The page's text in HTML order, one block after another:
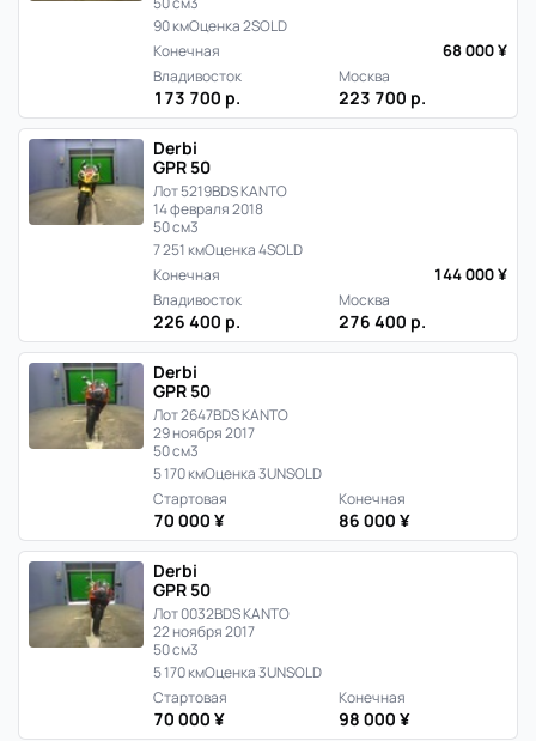
90 кмОценка 2SOLD
Конечная
68 000 ¥
Владивосток
173 700 р.
Москва
223 700 р.
Derbi
GPR 50
Лот 5219BDS KANTO
14 февраля 2018
50 см3
7 251 кмОценка 4SOLD
Конечная
144 000 ¥
Владивосток
226 400 р.
Москва
276 400 р.
Derbi
GPR 50
Лот 2647BDS KANTO
29 ноября 2017
50 см3
5 170 кмОценка 3UNSOLD
Стартовая
70 000 ¥
Конечная
86 000 ¥
Derbi
GPR 50
Лот 0032BDS KANTO
22 ноября 2017
50 см3
5 170 кмОценка 3UNSOLD
Стартовая
70 000 ¥
Конечная
98 000 ¥